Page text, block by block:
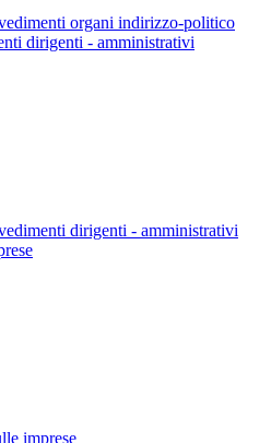
organi indirizzo-politico
dirigenti - amministrativi
dirigenti - amministrativi
imprese